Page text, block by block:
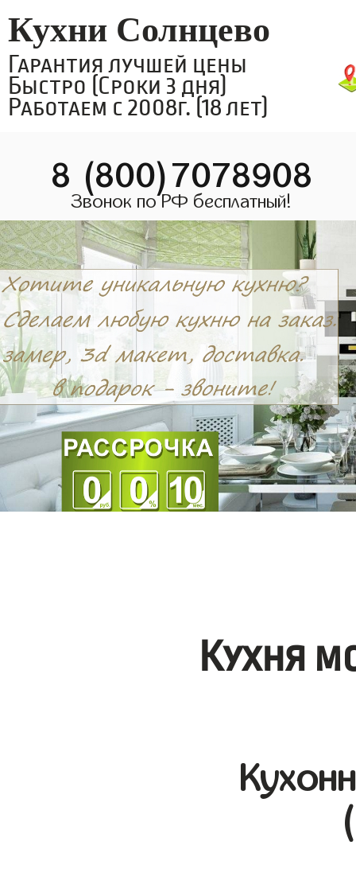
Кухни Солнцево
Гарантия лучшей цены
Быстро (Сроки 3 дня)
Работаем с 2008г. (18 лет)
8 (800)7078908
Звонок по РФ бесплатный!
Кухня